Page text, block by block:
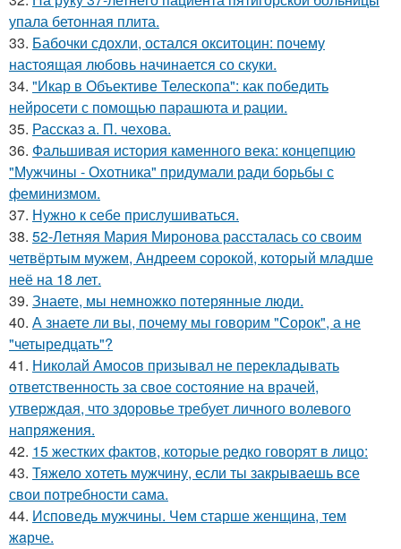
упала бетонная плита.
33. Бабочки сдохли, остался окситоцин: почему
настоящая любовь начинается со скуки.
34. "Икар в Объективе Телескопа": как победить
нейросети с помощью парашюта и рации.
35. Рассказ а. П. чехова.
36. Фальшивая история каменного века: концепцию
"Мужчины - Охотника" придумали ради борьбы с
феминизмом.
37. Нужно к себе прислушиваться.
38. 52-Летняя Мария Миронова рассталась со своим
четвёртым мужем, Андреем сорокой, который младше
неё на 18 лет.
39. Знаете, мы немножко потерянные люди.
40. А знаете ли вы, почему мы говорим "Сорок", а не
"четыредцать"?
41. Николай Амосов призывал не перекладывать
ответственность за свое состояние на врачей,
утверждая, что здоровье требует личного волевого
напряжения.
42. 15 жестких фактов, которые редко говорят в лицо:
43. Тяжело хотеть мужчину, если ты закрываешь все
свои потребности сама.
44. Исповедь мужчины. Чeм старше женщина, тем
жaрче.